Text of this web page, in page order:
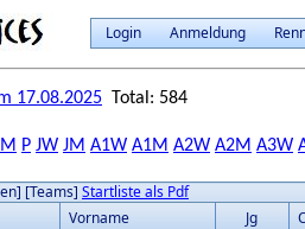
Login Anmeldung
17.08.2025 Total: 584
P JW JM A1W A1M A2W A2M A3W
[Teams] Startliste als Pdf
Vorname Jg